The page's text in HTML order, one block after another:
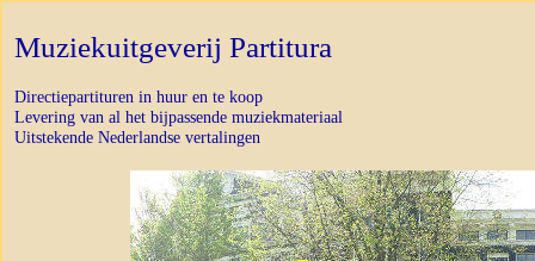
Muziekuitgeverij Partitura
Directiepartituren in huur en te koop
Levering van al het bijpassende muziekmateriaal
Uitstekende Nederlandse vertalingen